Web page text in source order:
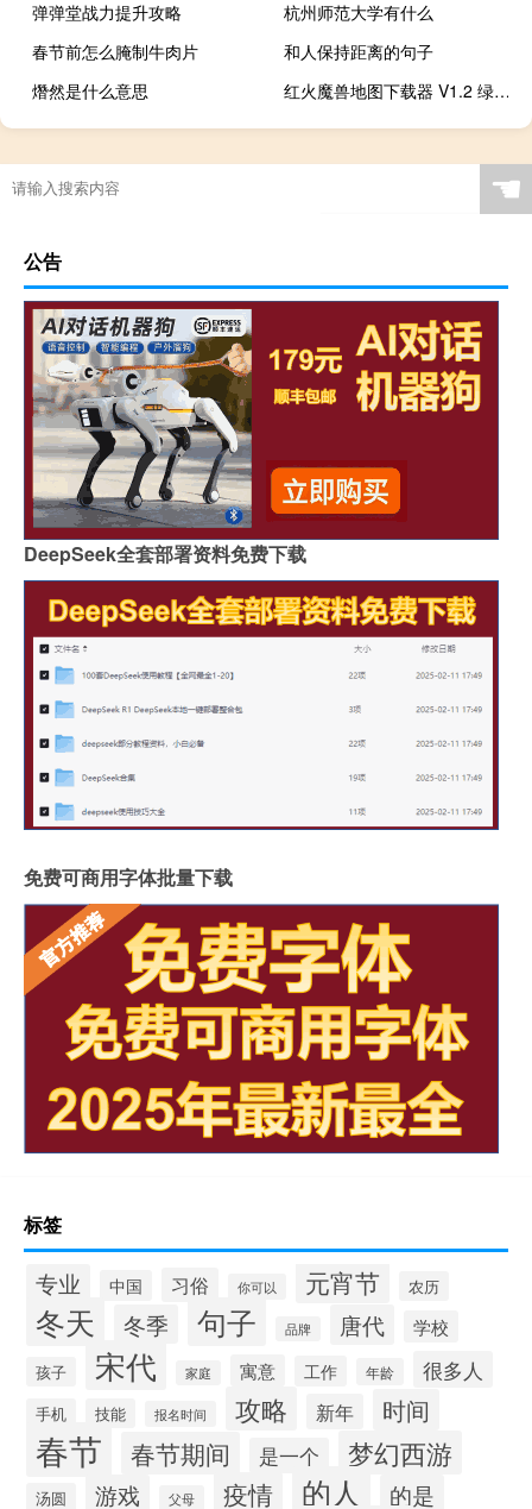
弹弹堂战力提升攻略
杭州师范大学有什么
春节前怎么腌制牛肉片
和人保持距离的句子
熸然是什么意思
红火魔兽地图下载器 V1.2 绿色最新版（红火魔兽地图下载器 V1.2 绿色最新版功能简介）
☚
公告
DeepSeek全套部署资料免费下载
免费可商用字体批量下载
标签
专业 中国 习俗 你可以 元宵节 农历
冬天 冬季 句子 品牌 唐代 学校
孩子 宋代 家庭 寓意 工作 年龄 很多人
手机 技能 报名时间 攻略 新年 时间
春节 春节期间 是一个 梦幻西游
汤圆 游戏 父母 疫情 的人 的是